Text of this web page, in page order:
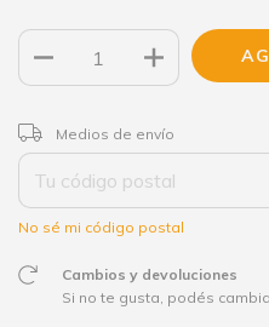
Entregas para el CP:
Medios de envío
No sé mi código postal
Cambios y devoluciones
Si no te gusta, podés